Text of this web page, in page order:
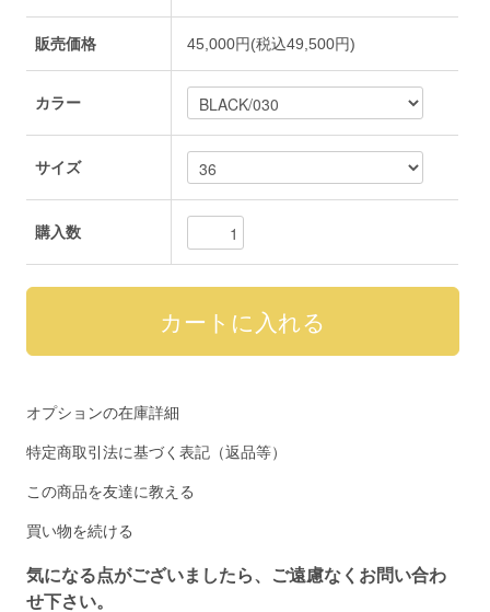
販売価格 45,000円(税込49,500円)
カラー
サイズ
購入数
オプションの在庫詳細
特定商取引法に基づく表記（返品等）
この商品を友達に教える
買い物を続ける
気になる点がございましたら、ご遠慮なくお問い合わ
せ下さい。